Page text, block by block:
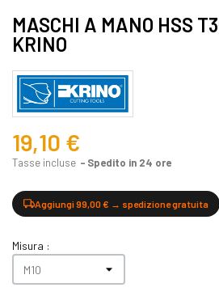
MASCHI A MANO HSS
KRINO
19,10 €
Tasse incluse Spedito in 24 ore
Aggiungi 99,00 € → spedizione gratuita
Misura :